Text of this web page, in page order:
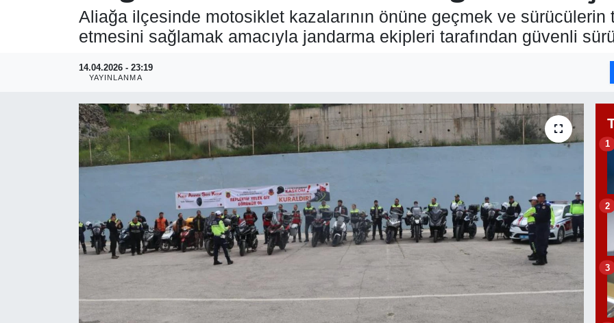
Aliağa ilçesinde motosiklet kazalarının önüne geçmek ve
etmesini sağlamak amacıyla jandarma ekipleri tarafından güvenli
14.04.2026 - 23:19
YAYINLANMA
1
2
3
EKONOMİ
SİYASET
ASAYİŞ
RESMİ REKLAM
Puan Durumu ve Fikstür
Tüm Manşetler
Son Dakika Haberleri
Haber Arşivi